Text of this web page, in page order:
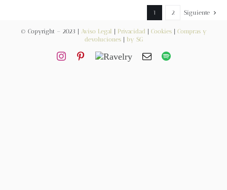
Newsletter
Carrito
1 2 Siguiente
© Copyright – 2023 | Aviso Legal Privacidad Cookies| Compras y
devoluciones| by SG